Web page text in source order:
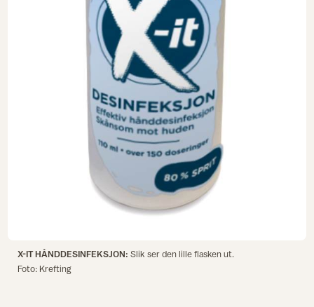
X-IT HÅNDDESINFEKSJON: Slik ser den lille flasken ut.
Foto: Krefting